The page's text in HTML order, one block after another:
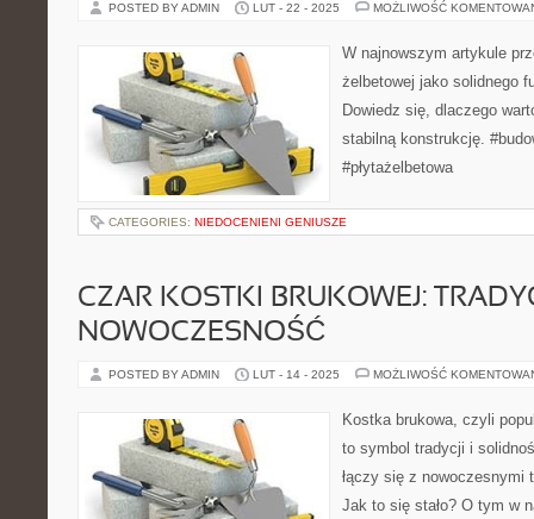
POSTED BY ADMIN LUT - 22 - 2025 MOŻLIWOŚĆ
W najnowszym artykule
żelbetowej jako solidnego
Dowiedz się, dlaczego
stabilną konstrukcję.
#płytażelbetowa
CATEGORIES: NIEDOCENIENI GENIUSZE
CZAR KOSTKI BRUKOWEJ:
NOWOCZESNOŚĆ
POSTED BY ADMIN LUT - 14 - 2025 MOŻLIWOŚĆ
Kostka brukowa, czyli
to symbol tradycji i
łączy się z nowoczesnymi
Jak to się stało? O tym w